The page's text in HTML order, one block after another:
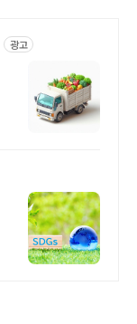
광고